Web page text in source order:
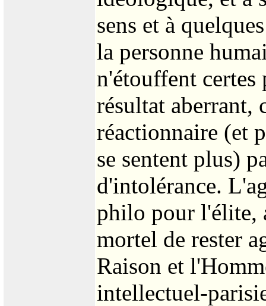
sens et à
la personne
n'étouffent certes
résultat aberrant,
réactionnaire (et
se sentent plus)
d'intolérance.
philo pour l'élite,
mortel de rester
Raison et
intellectuel-